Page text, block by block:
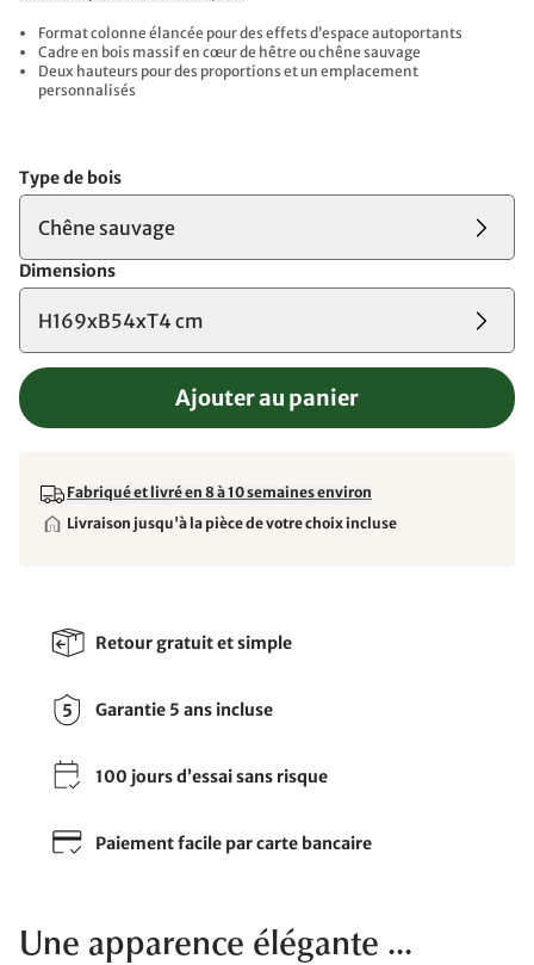
Format colonne élancée pour des effets d’espace autoportants
Cadre en bois massif en cœur de hêtre ou chêne sauvage
Deux hauteurs pour des proportions et un emplacement
personnalisés
Type de bois
Chêne sauvage
Dimensions
H169xB54xT4 cm
Ajouter au panier
Fabriqué et livré en 8 à 10 semaines environ
Livraison jusqu'à la pièce de votre choix incluse
Retour gratuit et simple
Garantie 5 ans incluse
100 jours d’essai sans risque
Paiement facile par carte bancaire
Une apparence élégante ...